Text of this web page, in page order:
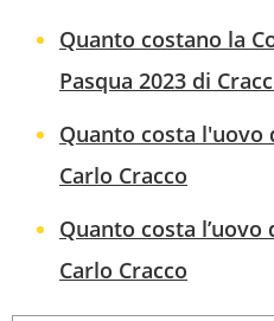
Quanto costano la
Pasqua 2023 di
Quanto costa l'uovo
Carlo Cracco
Quanto costa l’uovo
Carlo Cracco